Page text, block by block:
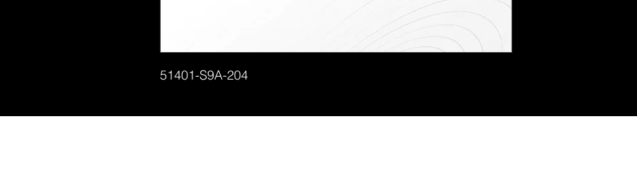
51401-S9A-204